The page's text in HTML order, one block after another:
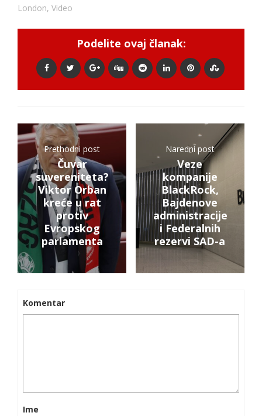
London, Video
Podelite ovaj članak:
Prethodni post
Čuvar
suvereniteta?
Viktor Orban
kreće u rat
protiv
Evropskog
parlamenta
Naredni post
Veze
kompanije
BlackRock,
Bajdenove
administracije
i Federalnih
rezervi SAD-a
Komentar
Ime